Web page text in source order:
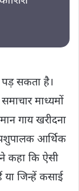
सकता है।
माध्यमों
गाय खरीदना
आर्थिक
कहा कि ऐसी
जिन्हें कसाई